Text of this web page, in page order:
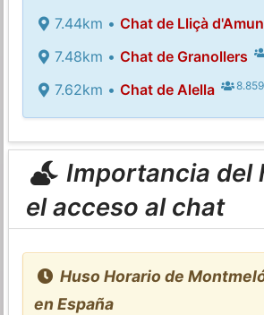
7.44km • Chat de Lliçà
7.48km • Chat de Granollers
7.62km • Chat de Alella
Importancia del
el acceso al chat
Huso Horario de
en España